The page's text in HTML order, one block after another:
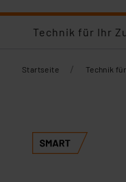
Technik für Ihr
Startseite / Technik